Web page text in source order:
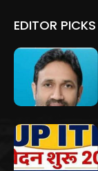
EDITOR PICKS